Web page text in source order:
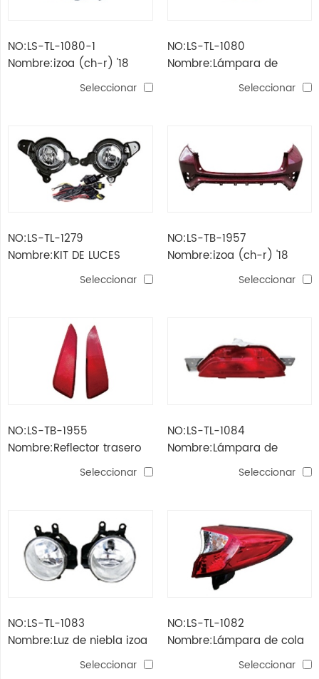
NO:LS-TL-1080-1
Nombre:izoa (ch-r) '18
faro de clase altaSeleccionar
NO:LS-TL-1080
Nombre:Lámpara de
cabeza izoa (ch-r) '18
Seleccionar
NO:LS-TL-1279
Nombre:KIT DE LUCES
ANTINIEBLA CH-R 2016
Seleccionar
NO:LS-TB-1957
Nombre:izoa (ch-r) '18
parachoques trasero
Seleccionar
NO:LS-TB-1955
Nombre:Reflector trasero
izoa (ch-r) '18Seleccionar
NO:LS-TL-1084
Nombre:Lámpara de
parachoques trasero izoa
Seleccionar
NO:LS-TL-1083
Nombre:Luz de niebla izoa
Seleccionar
NO:LS-TL-1082
Nombre:Lámpara de cola
izoa (ch-r) '18 exterior
Seleccionar